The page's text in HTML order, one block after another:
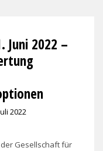
Juni 2022 –
2022
der Gesellschaft für